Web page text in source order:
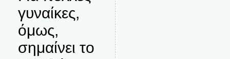
γυναίκες,
όμως,
σημαίνει το